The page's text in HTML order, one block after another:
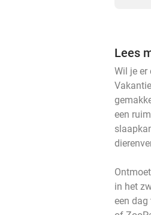
Lees
Wil je er
een
in het
een dag